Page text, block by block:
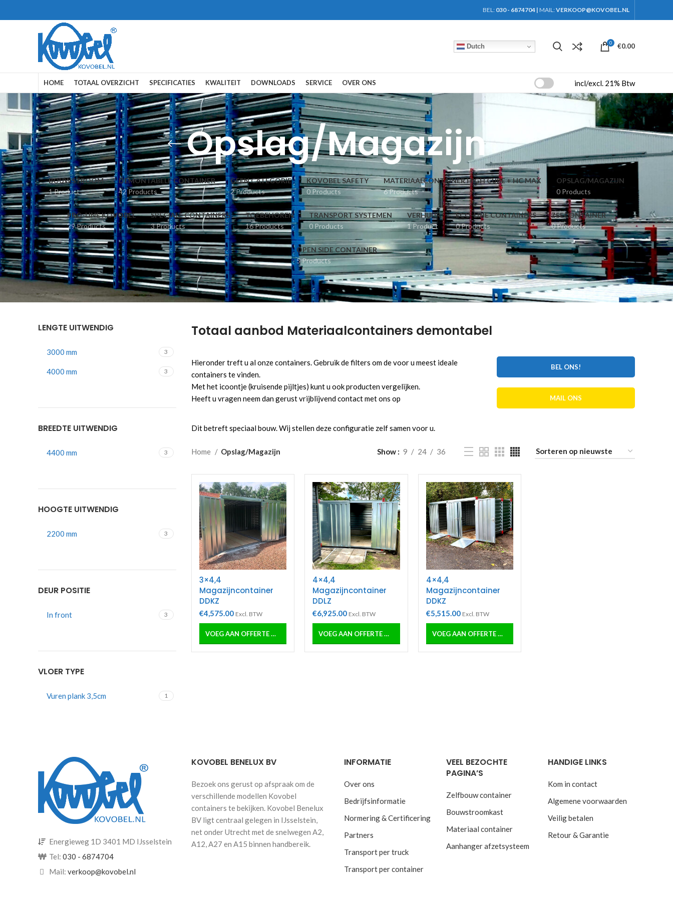
BEL: 030 - 6874704 | MAIL:VERKOOP@KOVOBEL.NL
Dutch 0 €0.00
HOME TOTAAL OVERZICHT SPECIFICATIES KWALITEIT DOWNLOADS SERVICE OVER ONS incl/excl. 21% Btw
Opslag/Magazijn
BOUWSTROOM
1 Product
DEMONTABELE CONTAINER
42 Products
GEEN CATEGORIE
2 Products
KOVOBEL SAFETY
0 Products
MATERIAALCONTAINER HIGH CUBE + HC MAX
6 Products
OPSLAG/MAGAZIJN
0 Products
PRO-LINE KOVOBEL
29 Products
SPECIALE CONTAINERS
3 Products
TOEBEHOREN
16 Products
TRANSPORT SYSTEMEN
0 Products
VERHUUR
1 Product
ECO-LINE CONTAINERS
0 Products
ZEECONTAINER
0 Products
OPEN SIDE CONTAINER
5 Products
LENGTE UITWENDIG
3000 mm 3
4000 mm 3
BREEDTE UITWENDIG
4400 mm 3
HOOGTE UITWENDIG
2200 mm 3
DEUR POSITIE
In front 3
VLOER TYPE
Vuren plank 3,5cm 1
Totaal aanbod Materiaalcontainers demontabel
Hieronder treft u al onze containers. Gebruik de filters om de voor u meest ideale
containers te vinden.
Met het icoontje (kruisende pijltjes) kunt u ook producten vergelijken.
Heeft u vragen neem dan gerust vrijblijvend contact met ons op
BEL ONS!
MAIL ONS
Dit betreft speciaal bouw. Wij stellen deze configuratie zelf samen voor u.
Home Opslag/Magazijn Show 9 24 36
3×4,4
Magazijncontainer
DDKZ
€4,575.00 Excl. BTW
VOEG AAN OFFERTE OF ORDER TOE
4×4,4
Magazijncontainer
DDLZ
€6,925.00 Excl. BTW
VOEG AAN OFFERTE OF ORDER TOE
4×4,4
Magazijncontainer
DDKZ
€5,515.00 Excl. BTW
VOEG AAN OFFERTE OF ORDER TOE
Energieweg 1D 3401 MD IJsselstein
Tel: 030 - 6874704
Mail: verkoop@kovobel.nl
KOVOBEL BENELUX BV
Bezoek ons gerust op afspraak om de
verschillende modellen Kovobel
containers te bekijken. Kovobel Benelux
BV ligt centraal gelegen in IJsselstein,
net onder Utrecht met de snelwegen A2,
A12, A27 en A15 binnen handbereik.
INFORMATIE
Over ons
Bedrijfsinformatie
Normering & Certificering
Partners
Transport per truck
Transport per container
VEEL BEZOCHTE
PAGINA’S
Zelfbouw container
Bouwstroomkast
Materiaal container
Aanhanger afzetsysteem
HANDIGE LINKS
Kom in contact
Algemene voorwaarden
Veilig betalen
Retour & Garantie